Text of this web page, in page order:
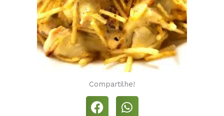
Compartilhe!